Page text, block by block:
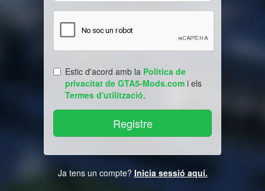
Estic d'acord amb la Politica de
privacitat de GTA5-Mods.com i els
Termes d'utilització.
Ja tens un compte? Inicia sessió aquí.